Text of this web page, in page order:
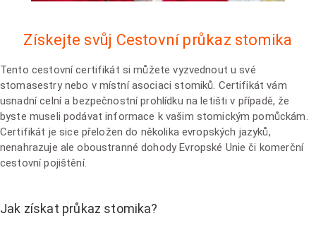
Získejte svůj Cestovní průkaz stomika
Tento cestovní certifikát si můžete vyzvednout u své
stomasestry nebo v místní asociaci stomiků. Certifikát vám
usnadní celní a bezpečnostní prohlídku na letišti v případě, že
byste museli podávat informace k vašim stomickým pomůckám.
Certifikát je sice přeložen do několika evropských jazyků,
nenahrazuje ale oboustranné dohody Evropské Unie či komerční
cestovní pojištění.
Jak získat průkaz stomika?